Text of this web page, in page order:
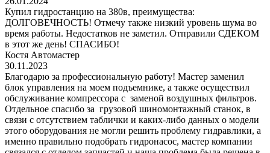
Купил гидростанцию на 380в, преимущества:
ДОЛГОВЕЧНОСТЬ! Отмечу также низкий уровень шума во
время работы. Недостатков не заметил. Отправили СДЕКОМ
в этот же день! СПАСИБО!
Костя Автомастер
30.11.2023
Благодарю за профессиональную работу! Мастер заменил
блок управления на моем подъемнике, а также осуществил
обслуживание компрессора с заменой воздушных фильтров.
Отдельное спасибо за грузовой шиномонтажный станок, в
связи с отсутствием таблички и каких-либо данных о модели
этого оборудования не могли решить проблему гидравлики, а
именно правильно подобрать гидронасос, мастер компании